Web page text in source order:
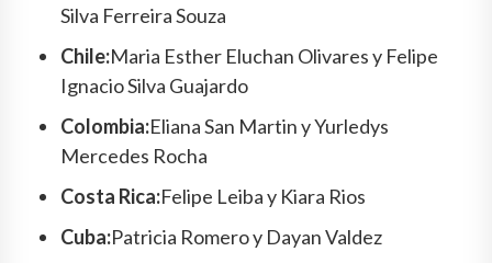
Silva Ferreira Souza
Chile:Maria Esther Eluchan Olivares y Felipe
Ignacio Silva Guajardo
Colombia:Eliana San Martin y Yurledys
Mercedes Rocha
Costa Rica:Felipe Leiba y Kiara Rios
Cuba:Patricia Romero y Dayan Valdez